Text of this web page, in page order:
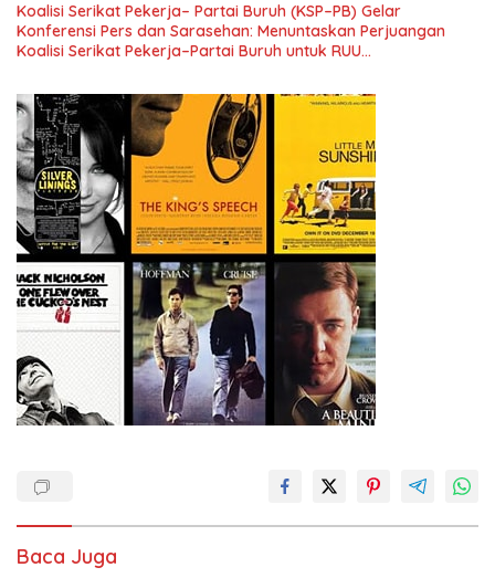
Koalisi Serikat Pekerja– Partai Buruh (KSP–PB) Gelar
Konferensi Pers dan Sarasehan: Menuntaskan Perjuangan
Koalisi Serikat Pekerja–Partai Buruh untuk RUU
Baca Juga